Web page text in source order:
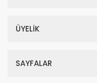
ÜYELİK
SAYFALAR